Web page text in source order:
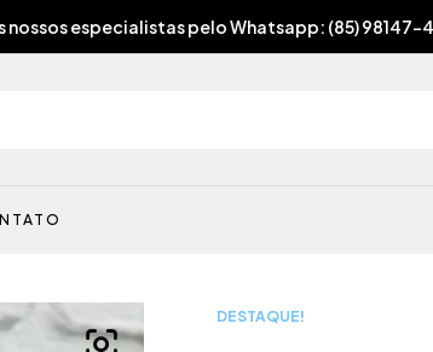
nossos especialistas pelo Whatsapp: (85) 98147-
DESTAQUE!